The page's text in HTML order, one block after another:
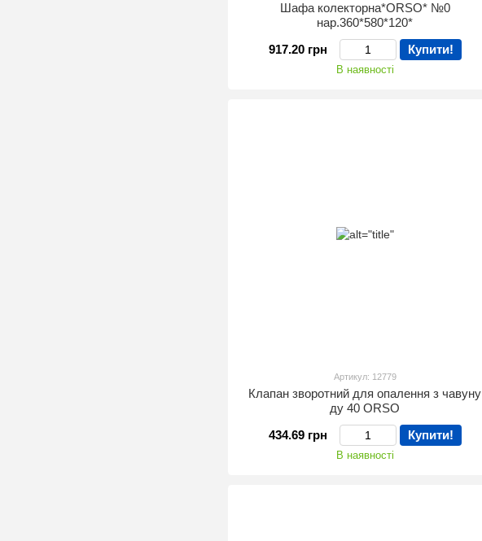
Шафа колекторна*ORSO* №0
нар.360*580*120*
917.20 грн
Купити!
В наявності
Артикул: 12779
Клапан зворотний для опалення з чавуну
ду 40 ORSO
434.69 грн
Купити!
В наявності